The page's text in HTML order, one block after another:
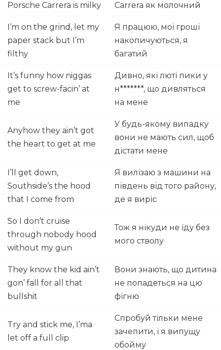
Porsche Carrera is milky
Carrera як молочний
I’m on the grind, let my
paper stack but I’m
filthy
Я працюю, мої гроші
накопичуються, я
багатий
It’s funny how niggas
get to screw-facin’ at
me
Дивно, які люті пики у
н*******, що дивляться
на мене
Anyhow they ain’t got
the heart to get at me
У будь-якому випадку
вони не мають сил, щоб
дістати мене
I’ll get down,
Southside’s the hood
that I come from
Я вилізаю з машини на
південь від того району,
де я виріс
So I don’t cruise
through nobody hood
without my gun
Тож я нікуди не їду без
мого стволу
They know the kid ain’t
gon’ fall for all that
bullshit
Вони знають, що дитина
не попадеться на цю
фігню
Try and stick me, I’ma
let off a full clip
Спробуй тільки мене
зачепити, і я випущу
обойму